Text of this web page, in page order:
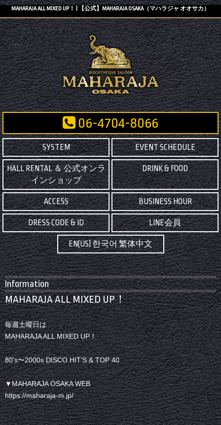
MAHARAJA ALL MIXED UP！ | 【公式】MAHARAJA OSAKA（マハラジャ オオサカ）
06-4704-8066
SYSTEM EVENT SCHEDULE
HALL RENTAL ＆ 公式オンラ
インショップ
DRINK & FOOD
ACCESS BUSINESS HOUR
DRESS CODE & ID LINE会員
EN(US) 한국어 繁体中文
Information
MAHARAJA ALL MIXED UP！
毎週土曜日は
MAHARAJA ALL MIXED UP！
80’s〜2000s DISCO HIT’S & TOP 40
▼MAHARAJA OSAKA WEB
https://maharaja-m.jp/